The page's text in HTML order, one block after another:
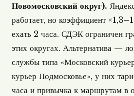
Новомосковский округ).
работает, но коэффициент
ехать 2 часа. СДЭК ограничен
этих округах. Альтернатива —
службы типа «Московский
курьер Подмосковье», у них
часа и привычка к маршрутам в